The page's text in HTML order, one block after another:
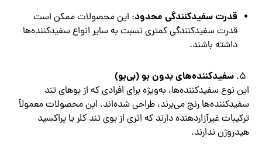
قدرت سفیدکنندگی محدود: این محصولات ممکن است
قدرت سفیدکنندگی کمتری نسبت به سایر انواع سفیدکننده‌ها
داشته باشند.
سفیدکننده‌های بدون بو (بی‌بو)
این نوع سفیدکننده‌ها، به‌ویژه برای افرادی که از بوهای تند
سفیدکننده‌ها رنج می‌برند، طراحی شده‌اند. این محصولات معمولاً
ترکیبات غیرآزاردهنده دارند که اثری از بوی تند کلر یا پراکسید
هیدروژن ندارند.